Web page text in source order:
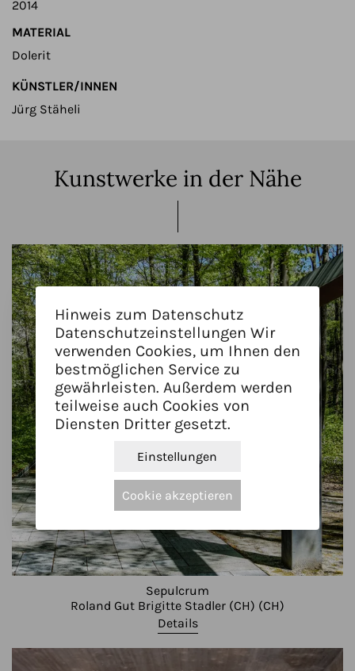
2014
MATERIAL
Dolerit
KÜNSTLER/INNEN
Jürg Stäheli
Kunstwerke in der Nähe
Sepulcrum
Roland Gut Brigitte Stadler (CH) (CH)
Details
Hinweis zum Datenschutz
Datenschutzeinstellungen Wir
verwenden Cookies, um Ihnen den
bestmöglichen Service zu
gewährleisten. Außerdem werden
teilweise auch Cookies von
Diensten Dritter gesetzt.
Einstellungen
Cookie akzeptieren